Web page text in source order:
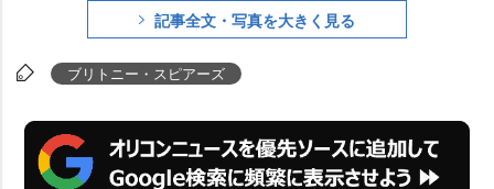
記事全文・写真を大きく見る
ブリトニー・スピアーズ